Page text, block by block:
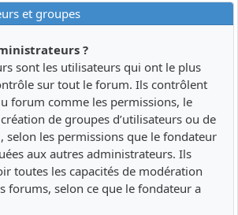
et groupes
?
sont les utilisateurs qui ont le plus
sur tout le forum. Ils contrôlent
forum comme les permissions, le
de groupes d’utilisateurs ou de
selon les permissions que le fondateur
aux autres administrateurs. Ils
toutes les capacités de modération
forums, selon ce que le fondateur a